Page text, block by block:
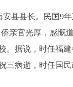
县县长。民国9
亲官光厚，感慨
。据说，时任福
三病逝，时任国